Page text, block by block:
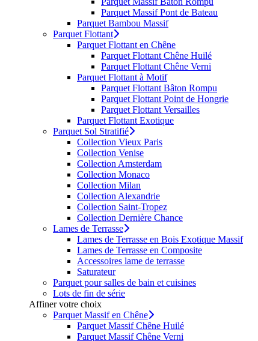
Parquet Massif Pont de Bateau
Parquet Bambou Massif
Parquet Flottant
Parquet Flottant en Chêne
Parquet Flottant Chêne Huilé
Parquet Flottant Chêne Verni
Parquet Flottant à Motif
Parquet Flottant Bâton Rompu
Parquet Flottant Point de Hongrie
Parquet Flottant Versailles
Parquet Flottant Exotique
Parquet Sol Stratifié
Collection Vieux Paris
Collection Venise
Collection Amsterdam
Collection Monaco
Collection Milan
Collection Alexandrie
Collection Saint-Tropez
Collection Dernière Chance
Lames de Terrasse
Lames de Terrasse en Bois Exotique Massif
Lames de Terrasse en Composite
Accessoires lame de terrasse
Saturateur
Parquet pour salles de bain et cuisines
Lots de fin de série
Affiner votre choix
Parquet Massif en Chêne
Parquet Massif Chêne Huilé
Parquet Massif Chêne Verni